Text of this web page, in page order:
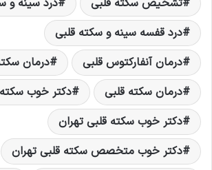
تشخيص سکته قلبی
درد سینه و
درد قفسه سینه و سکته قلبی
درمان آنفارکتوس قلبی
درمان
درمان سکته قلبی
دکتر خوب
دکتر خوب سکته قلبی تهران
دکتر خوب متخصص سکته قلبی تهران